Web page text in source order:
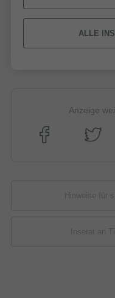
ALLE
Anzeige
Hinweise für
Inserat an